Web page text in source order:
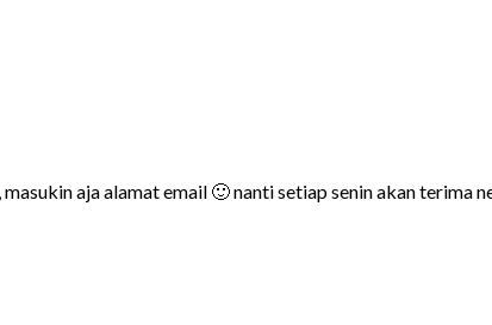
aja alamat email 🙂 nanti setiap senin akan terima